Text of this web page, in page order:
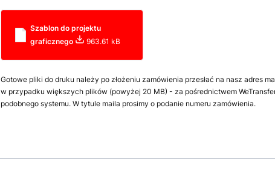
Szablon do projektu
graficznego
963.61 kB
Gotowe pliki do druku należy po złożeniu zamówienia przesłać na nasz adres
w przypadku większych plików (powyżej 20 MB) - za pośrednictwem
podobnego systemu. W tytule maila prosimy o podanie numeru zamówienia.